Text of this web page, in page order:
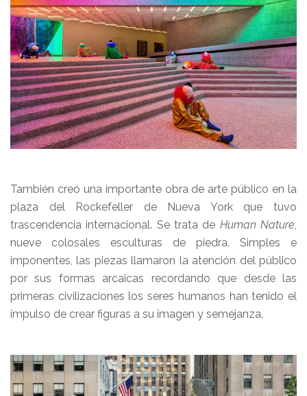
También creó una importante obra de arte público en la
plaza del Rockefeller de Nueva York que tuvo
trascendencia internacional. Se trata de Human Nature
nueve colosales esculturas de piedra. Simples e
imponentes, las piezas llamaron la atención del público
por sus formas arcaicas recordando que desde las
primeras civilizaciones los seres humanos han tenido el
impulso de crear figuras a su imagen y semejanza.